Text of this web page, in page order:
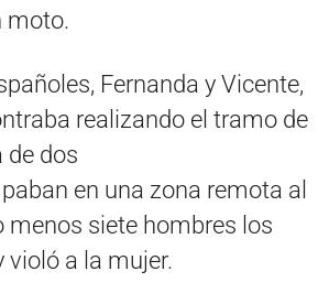
moto.
Fernanda y Vicente,
realizando el tramo de
de dos
en una zona remota al
menos siete hombres los
violó a la mujer.